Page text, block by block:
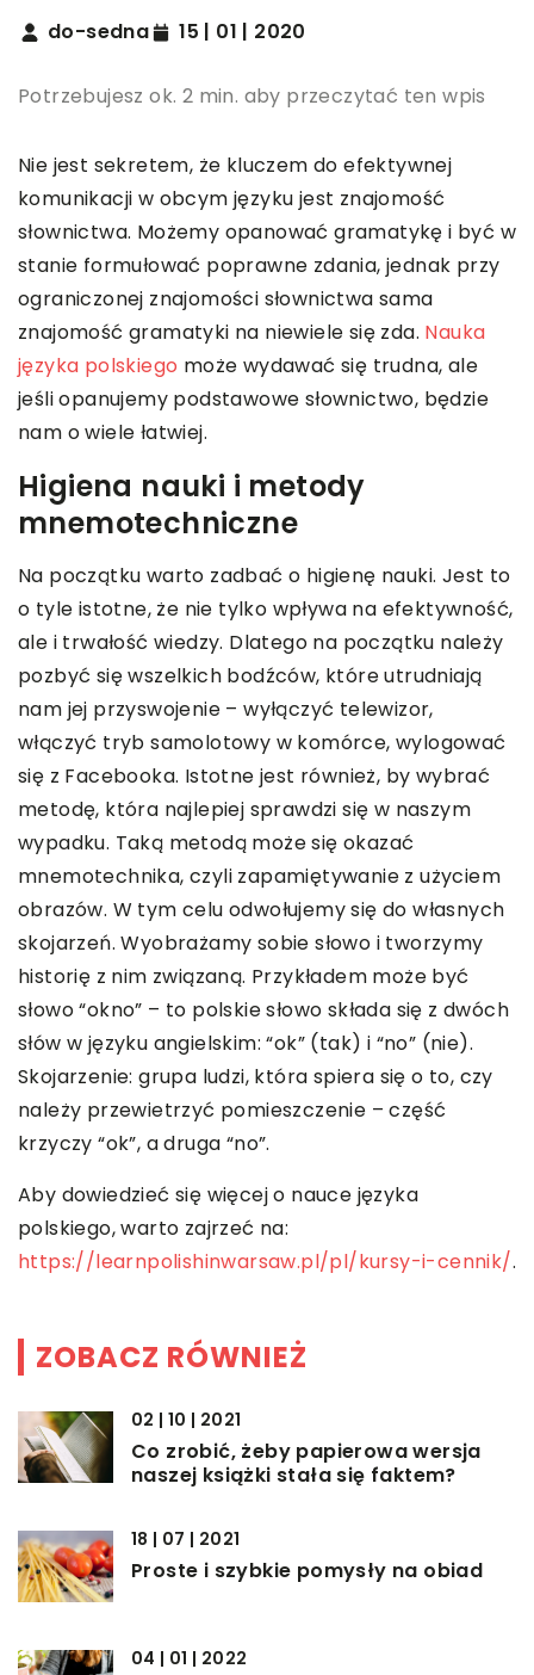
do-sedna 15 | 01 | 2020
Potrzebujesz ok. 2 min. aby przeczytać ten wpis
Nie jest sekretem, że kluczem do efektywnej
komunikacji w obcym języku jest znajomość
słownictwa. Możemy opanować gramatykę i być w
stanie formułować poprawne zdania, jednak przy
ograniczonej znajomości słownictwa sama
znajomość gramatyki na niewiele się zda. Nauka
języka polskiego może wydawać się trudna, ale
jeśli opanujemy podstawowe słownictwo, będzie
nam o wiele łatwiej.
Higiena nauki i metody
mnemotechniczne
Na początku warto zadbać o higienę nauki. Jest to
o tyle istotne, że nie tylko wpływa na efektywność,
ale i trwałość wiedzy. Dlatego na początku należy
pozbyć się wszelkich bodźców, które utrudniają
nam jej przyswojenie – wyłączyć telewizor,
włączyć tryb samolotowy w komórce, wylogować
się z Facebooka. Istotne jest również, by wybrać
metodę, która najlepiej sprawdzi się w naszym
wypadku. Taką metodą może się okazać
mnemotechnika, czyli zapamiętywanie z użyciem
obrazów. W tym celu odwołujemy się do własnych
skojarzeń. Wyobrażamy sobie słowo i tworzymy
historię z nim związaną. Przykładem może być
słowo “okno” – to polskie słowo składa się z dwóch
słów w języku angielskim: “ok” (tak) i “no” (nie).
Skojarzenie: grupa ludzi, która spiera się o to, czy
należy przewietrzyć pomieszczenie – część
krzyczy “ok”, a druga “no”.
Aby dowiedzieć się więcej o nauce języka
polskiego, warto zajrzeć na:
https://learnpolishinwarsaw.pl/pl/kursy-i-cennik/.
ZOBACZ RÓWNIEŻ
02 | 10 | 2021
Co zrobić, żeby papierowa wersja
naszej książki stała się faktem?
18 | 07 | 2021
Proste i szybkie pomysły na obiad
04 | 01 | 2022